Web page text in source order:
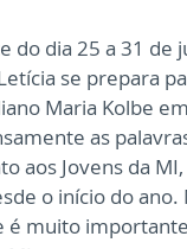
do dia 25 a 31
se prepara
Maria Kolbe
as
aos Jovens da
o início do
é muito